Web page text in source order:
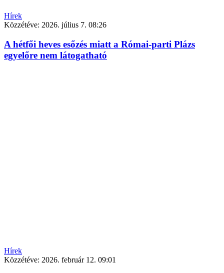
Hírek
Közzétéve: 2026. július 7. 08:26
A hétfői heves esőzés miatt a Római-parti Plázs
egyelőre nem látogatható
Hírek
Közzétéve: 2026. február 12. 09:01